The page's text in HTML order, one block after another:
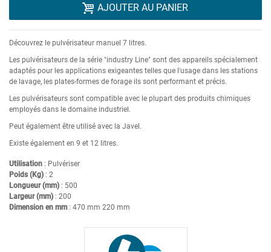
AJOUTER AU PANIER
Découvrez le pulvérisateur manuel 7 litres.
Les pulvérisateurs de la série "industry Line" sont des appareils spécialement
adaptés pour les applications exigeantes telles que l'usage dans les stations
de lavage, les plates-formes de forage ils sont performant et précis.
Les pulvérisateurs sont compatible avec le plupart des produits chimiques
employés dans le domaine industriel.
Peut également être utilisé avec la Javel.
Existe également en 9 et 12 litres.
Utilisation : Pulvériser
Poids (Kg) : 2
Longueur (mm) : 500
Largeur (mm) : 200
Dimension en mm: 470 mm 220 mm